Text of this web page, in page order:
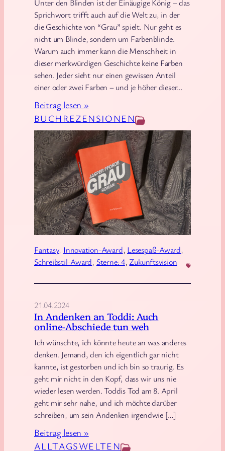
i
u
m
s
“
D
i
e
n
e
u
s
t
e
A
e
k
d
o
t
e
a
e
r
W
e
l
t
d
e
P
BUCHREZENSIONEN
Fantasy, Innovation-Award, Lesespaß-Award
Schreibstil-Award, Sterne: 4, Zukunftsvision
Unter den Blinden ist der Einäugige König – das
Sprichwort trifft auch auf die Welt zu, in der
die Geschichte von “Grau” spielt. Nur geht es
nicht um Blinde, sondern um Farbenblinde.
Warum auch immer kann die Menschheit in
dieser merkwürdigen Geschichte keine Farben
sehen. Jeder sieht nur einen gewissen Anteil
einer oder zwei Farben – und je höher dieser…
Beitrag lesen »:
J
a
s
e
r
F
f
o
d
e
–
a
u
ALLTAGSWELTEN
21.04.2024
In Andenken an Toddi: Auch
online-Abschiede tun weh
Ich wünschte, ich könnte heute an was anderes
denken. Jemand, den ich eigentlich gar nicht
kannte, ist gestorben und ich bin so traurig. Es
geht mir nicht in den Kopf, dass wir uns nie
wieder lesen werden. Toddis Tod am 8. April
geht mir sehr nahe, und ich möchte darüber
schreiben, um sein Andenken irgendwie […]
Beitrag lesen »:
I